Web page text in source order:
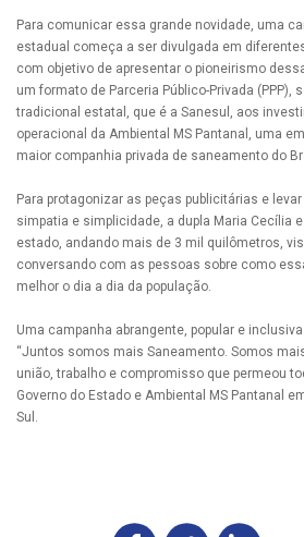
Para comunicar essa grande novidade, uma
estadual começa a ser divulgada em
com objetivo de apresentar o pioneirismo
um formato de Parceria Público-Privada (PPP),
tradicional estatal, que é a Sanesul, aos
operacional da Ambiental MS Pantanal, uma
maior companhia privada de saneamento do
Para protagonizar as peças publicitárias e levar
simpatia e simplicidade, a dupla Maria Cecília
estado, andando mais de 3 mil quilômetros,
conversando com as pessoas sobre como
melhor o dia a dia da população.
Uma campanha abrangente, popular e
“Juntos somos mais Saneamento. Somos
união, trabalho e compromisso que permeou
Governo do Estado e Ambiental MS Pantanal
Sul.